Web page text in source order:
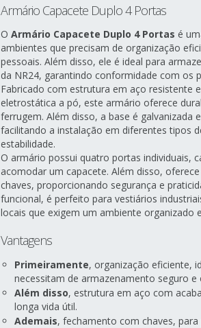
Armário Capacete Duplo 4 Portas
O Armário Capacete Duplo 4 Portas é
ambientes que precisam de organização
pessoais. Além disso, ele é ideal para
da NR24, garantindo conformidade com os
Fabricado com estrutura em aço resistente
eletrostática a pó, este armário oferece
ferrugem. Além disso, a base é galvanizada
facilitando a instalação em diferentes tipos
estabilidade.
O armário possui quatro portas individuais,
acomodar um capacete. Além disso,
chaves, proporcionando segurança e
funcional, é perfeito para vestiários
locais que exigem um ambiente organizado
Vantagens
Primeiramente, organização eficiente,
necessitam de armazenamento seguro e
Além disso, estrutura em aço com
longa vida útil.
Ademais, fechamento com chaves,